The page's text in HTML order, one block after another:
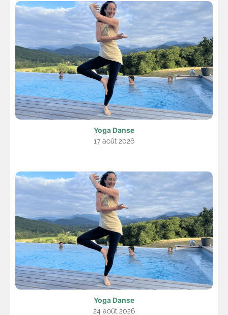
Yoga Danse
17 août 2026
Yoga Danse
24 août 2026